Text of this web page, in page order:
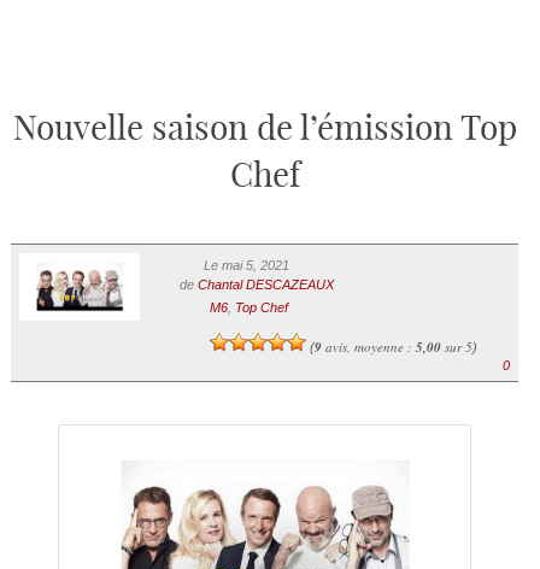
Nouvelle saison de l’émission Top
Chef
Le mai 5, 2021
de Chantal DESCAZEAUX
M6, Top Chef
(9avis, moyenne : 5,00sur 5)
0